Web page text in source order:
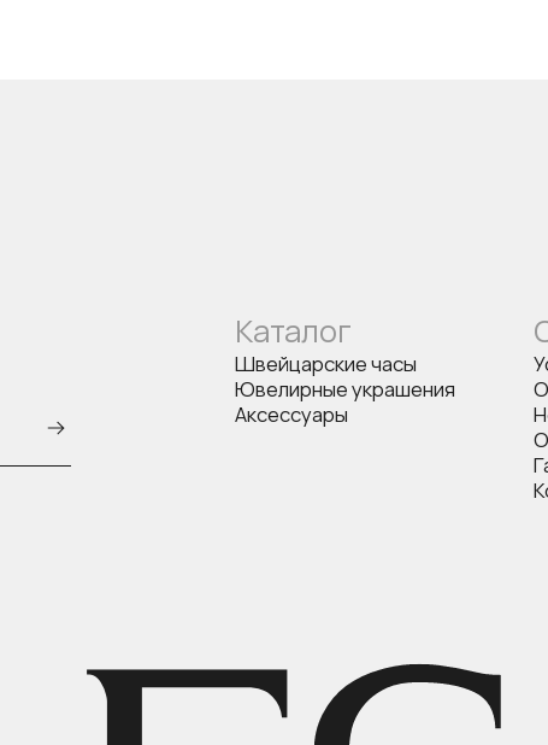
Каталог
Швейцарские часы
Ювелирные украшения
Аксессуары